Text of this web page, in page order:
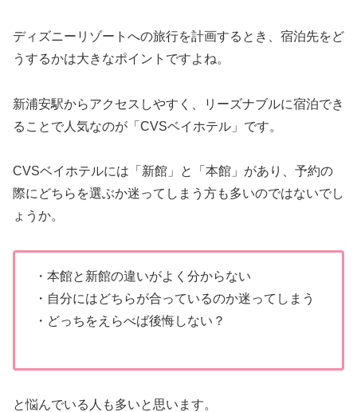
ディズニーリゾートへの旅行を計画するとき、宿泊先をど
うするかは大きなポイントですよね。
新浦安駅からアクセスしやすく、リーズナブルに宿泊でき
ることで人気なのが「CVSベイホテル」です。
CVSベイホテルには「新館」と「本館」があり、予約の
際にどちらを選ぶか迷ってしまう方も多いのではないでし
ょうか。
・本館と新館の違いがよく分からない
・自分にはどちらが合っているのか迷ってしまう
・どっちをえらべば後悔しない？
と悩んでいる人も多いと思います。